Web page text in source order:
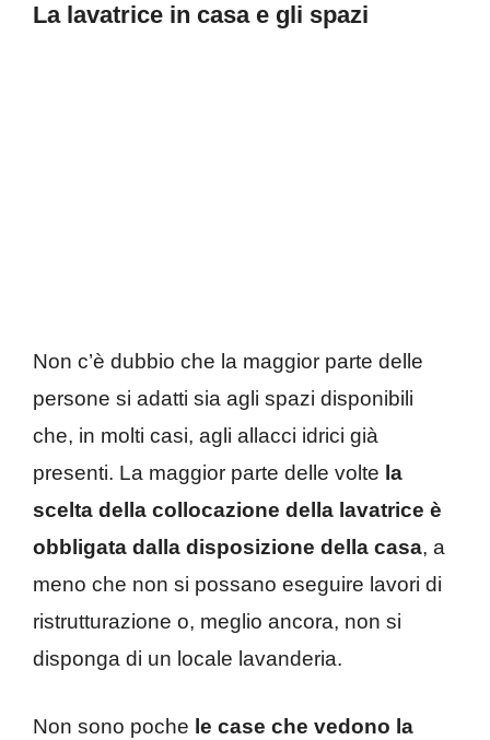
La lavatrice in casa e gli spazi
Non c’è dubbio che la maggior parte delle
persone si adatti sia agli spazi disponibili
che, in molti casi, agli allacci idrici già
presenti. La maggior parte delle volte la
scelta della collocazione della lavatrice è
obbligata dalla disposizione della casa, a
meno che non si possano eseguire lavori di
ristrutturazione o, meglio ancora, non si
disponga di un locale lavanderia.
Non sono poche le case che vedono la